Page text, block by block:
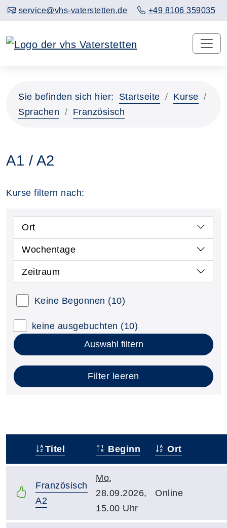
service@vhs-vaterstetten.de +49 8106 359035
Sie befinden sich hier: Startseite
Kurse
Sprachen
Französisch
A1 / A2
Kurse filtern nach:
Ort
Wochentage
Zeitraum
Keine Begonnen (10)
keine ausgebuchten (10)
Auswahl filtern
Filter leeren
Titel Beginn Ort
Französisch
A2
Mo.
28.09.2026,
15.00 Uhr
Online